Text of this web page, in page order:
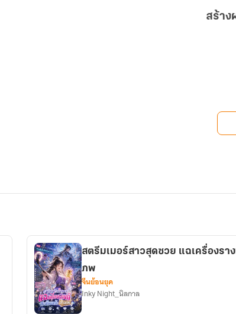
สร้าง
สตรีมเมอร์สาวสุดซวย แฉเครื่องรา
ภพ
จีนย้อนยุค
Inky Night_นิลกาล